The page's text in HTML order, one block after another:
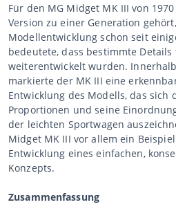
Für den MG Midget MK III von
Version zu einer Generation
Modellentwicklung schon seit
bedeutete, dass bestimmte
weiterentwickelt wurden.
markierte der MK III eine
Entwicklung des Modells, das sich
Proportionen und seine
der leichten Sportwagen
Midget MK III vor allem ein
Entwicklung eines einfachen,
Konzepts.
Zusammenfassung